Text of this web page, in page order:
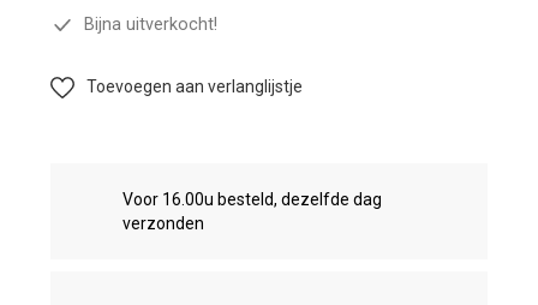
Bijna uitverkocht!
Toevoegen aan verlanglijstje
Voor 16.00u besteld, dezelfde dag
verzonden